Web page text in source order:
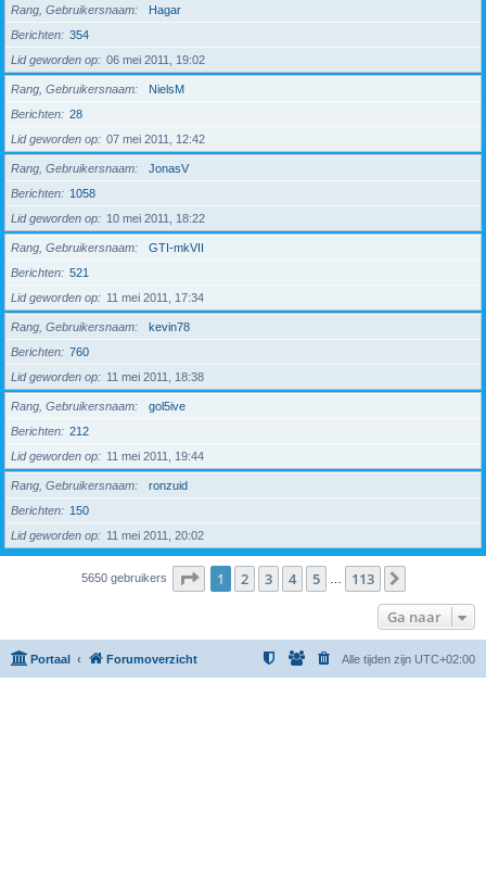
Rang, Gebruikersnaam
Hagar
Berichten
354
Lid geworden op
06 mei 2011, 19:02
Rang, Gebruikersnaam
NielsM
Berichten
28
Lid geworden op
07 mei 2011, 12:42
Rang, Gebruikersnaam
JonasV
Berichten
1058
Lid geworden op
10 mei 2011, 18:22
Rang, Gebruikersnaam
GTI-mkVII
Berichten
521
Lid geworden op
11 mei 2011, 17:34
Rang, Gebruikersnaam
kevin78
Berichten
760
Lid geworden op
11 mei 2011, 18:38
Rang, Gebruikersnaam
gol5ive
Berichten
212
Lid geworden op
11 mei 2011, 19:44
Rang, Gebruikersnaam
ronzuid
Berichten
150
Lid geworden op
11 mei 2011, 20:02
5650 gebruikers Pagina van 113
1 2 3 4 5 113
Ga naar
Portaal Forumoverzicht Alle tijden zijn UTC+02:00